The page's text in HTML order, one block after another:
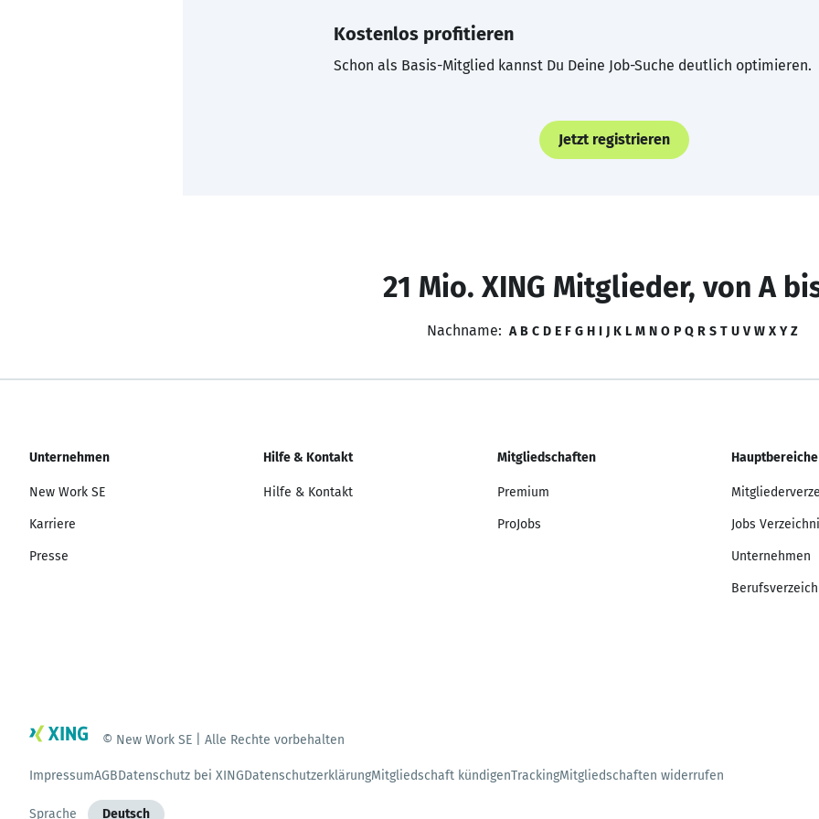
Kostenlos profitieren
Schon als Basis-Mitglied kannst Du Deine Job-Suche deutlich optimieren.
Jetzt registrieren
21 Mio. XING Mitglieder, von A
Nachname: A B C D E F G H I J K L M N O P Q R S T U V W X Y Z
Unternehmen
New Work SE
Karriere
Presse
Hilfe & Kontakt
Hilfe & Kontakt
Mitgliedschaften
Premium
ProJobs
Hauptbereiche
Jobs
Unternehmen
© New Work SE | Alle Rechte vorbehalten
ImpressumAGBDatenschutz bei XINGDatenschutzerklärungMitgliedschaft kündigenTrackingMitgliedschaften widerrufen
Sprache Deutsch